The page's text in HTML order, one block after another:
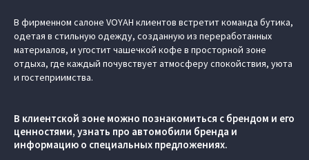
В фирменном салоне VOYAH клиентов встретит команда бутика,
одетая в стильную одежду, созданную из переработанных
материалов, и угостит чашечкой кофе в просторной зоне
отдыха, где каждый почувствует атмосферу спокойствия, уюта
и гостеприимства.
В клиентской зоне можно познакомиться с брендом и его
ценностями, узнать про автомобили бренда и
информацию о специальных предложениях.